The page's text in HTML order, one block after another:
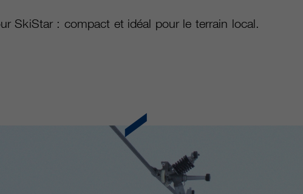
SkiStar : compact et idéal pour le terrain local.